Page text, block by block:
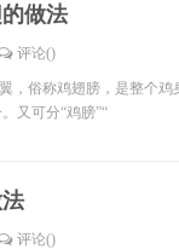
做法
评论()
，俗称鸡翅膀，是整个
又可分“鸡膀”“
评论()